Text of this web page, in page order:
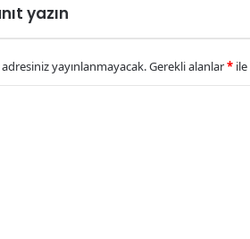
yazın
yayınlanmayacak.Gerekli alanlar*